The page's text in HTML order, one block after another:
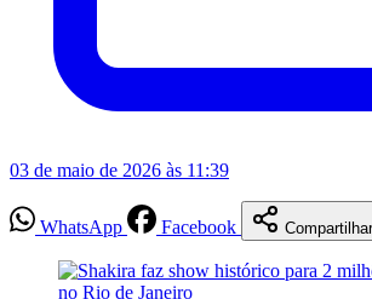
03 de maio de 2026 às 11:39
WhatsApp Facebook Compartilhar